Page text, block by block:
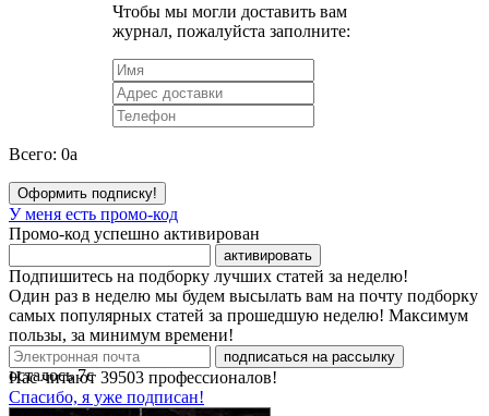
Чтобы мы могли доставить вам
журнал, пожалуйста заполните:
Всего: 0a
Оформить подписку!
У меня есть промо-код
Промо-код успешно активирован
активировать
Подпишитесь на подборку лучших статей за неделю!
Один раз в неделю мы будем высылать вам на почту подборку
самых популярных статей за прошедшую неделю! Максимум
пользы, за минимум времени!
подписаться на рассылку
Нас читают 39503 профессионалов!
Спасибо, я уже подписан!
осталось7с